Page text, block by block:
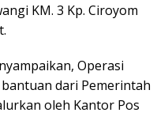
KM. 3 Kp. Ciroyom
Operasi
dari Pemerintah
oleh Kantor Pos